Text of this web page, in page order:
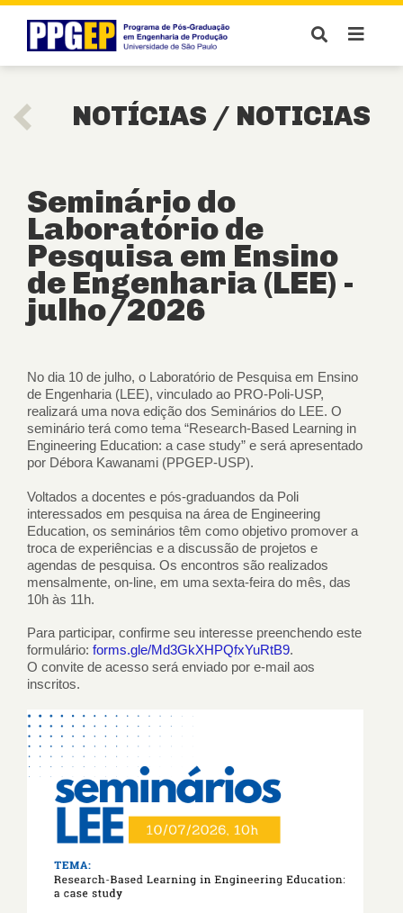
NOTÍCIAS / NOTICIAS
Seminário do
Laboratório de
Pesquisa em Ensino
de Engenharia (LEE) -
julho/2026
No dia 10 de julho, o Laboratório de Pesquisa em Ensino
de Engenharia (LEE), vinculado ao PRO-Poli-USP,
realizará uma nova edição dos Seminários do LEE. O
seminário terá como tema “Research-Based Learning in
Engineering Education: a case study” e será apresentado
por Débora Kawanami (PPGEP-USP).
Voltados a docentes e pós-graduandos da Poli
interessados em pesquisa na área de Engineering
Education, os seminários têm como objetivo promover a
troca de experiências e a discussão de projetos e
agendas de pesquisa. Os encontros são realizados
mensalmente, on-line, em uma sexta-feira do mês, das
10h às 11h.
Para participar, confirme seu interesse preenchendo este
formulário: forms.gle/Md3GkXHPQfxYuRtB9.
O convite de acesso será enviado por e-mail aos
inscritos.